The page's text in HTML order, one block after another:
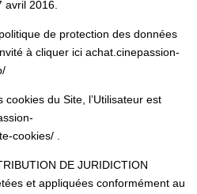
avril 2016.
de protection des données
à cliquer ici achat.cinepassion-
du Site, l’Utilisateur est
cookies/ .
DE JURIDICTION
et appliquées conformément au